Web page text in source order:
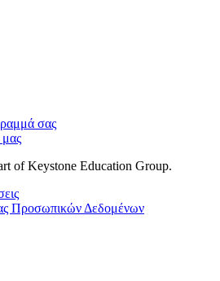
σας
μας
of Keystone Education Group.
Προσωπικών Δεδομένων